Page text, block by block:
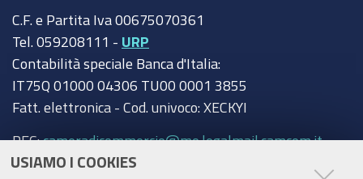
USIAMO I COOKIES
C.F. e Partita Iva 00675070361
Tel. 059208111 - URP
Contabilità speciale Banca d'Italia:
IT75Q 01000 04306 TU00 0001 3855
Fatt. elettronica - Cod. univoco: XECKYI
PEC:cameradicommercio@mo.legalmail.camcom.it